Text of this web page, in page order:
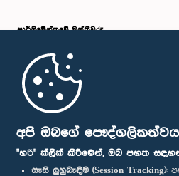
අපි ඔබගේ
"හරි" ක්ලික් කිරීමෙන්, ඔබ පහත
සැසි ලුහුබැඳීම (Session Tracking):
පාර්ලි‌මේන්තුවේ මන්ත්‍රීවරු
මුල් පිටුව
පාර්ලිමේන්තු ජංගම යෙදුම